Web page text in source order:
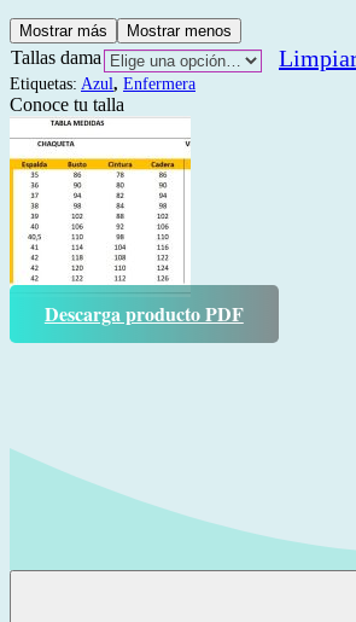
Mostrar más Mostrar menos
Tallas dama
Etiquetas: Azul, Enfermera
Conoce tu talla
Descarga producto PDF